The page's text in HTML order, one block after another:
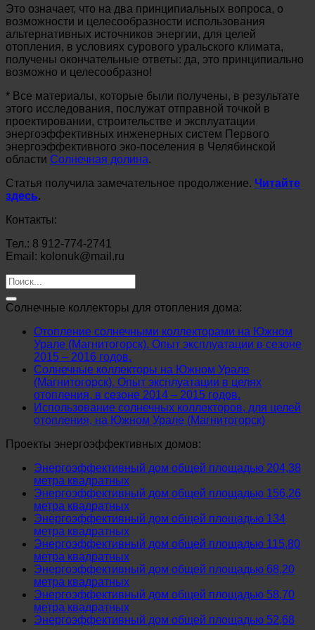
Это означает, что на два принципиальных вопроса, о
возможности и целесообразности использования
альтернативных источников энергии, для целей
отопления, в условиях сурового уральского климата,
получены окончательные ответы: да, это принципиально
возможно и целесообразно!
* Все материалы, которые были получены, в результате
этого исследования, послужат отправной точкой в
проектировании, строительстве и эксплуатации
энергоэффективных инженерных систем Первого
энергоэффективного эко-поселения в Челябинской
области Солнечная долина.
Статья получила замечательное продолжение. Читайте
здесь.
Контакты:
Тел.: 8 912-774-2741
Email: kolonuk@mail.ru
Солнечные коллекторы для отопления дома:
Отопление солнечными коллекторами на Южном
Урале (Магнитогорск). Опыт эксплуатации в сезоне
2015 – 2016 годов.
Солнечные коллекторы на Южном Урале
(Магнитогорск). Опыт эксплуатации в целях
отопления, в сезоне 2014 – 2015 годов.
Использование солнечных коллекторов, для целей
отопления, на Южном Урале (Магнитогорск)
Проекты энергоэффективных домов:
Энергоэффективный дом общей площадью 204,38
метра квадратных
Энергоэффективный дом общей площадью 156,26
метра квадратных
Энергоэффективный дом общей площадью 134
метра квадратных
Энергоэффективный дом общей площадью 115,80
метра квадратных
Энергоэффективный дом общей площадью 68,20
метра квадратных
Энергоэффективный дом общей площадью 58,70
метра квадратных
Энергоэффективный дом общей площадью 52,68